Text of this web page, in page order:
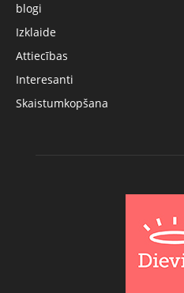
blogi
Izklaide
Attiecības
Interesanti
Skaistumkopšana